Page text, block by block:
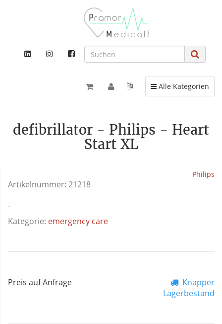
Toggle navigation
Alle Kategorien
defibrillator - Philips - Heart
Start XL
Philips
Artikelnummer: 21218
-
Kategorie: emergency care
Preis auf Anfrage
Knapper
Lagerbestand